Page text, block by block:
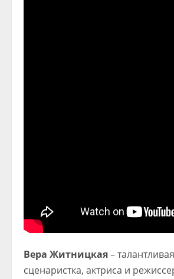
Вера Житницкая–
сценаристка, актриса и